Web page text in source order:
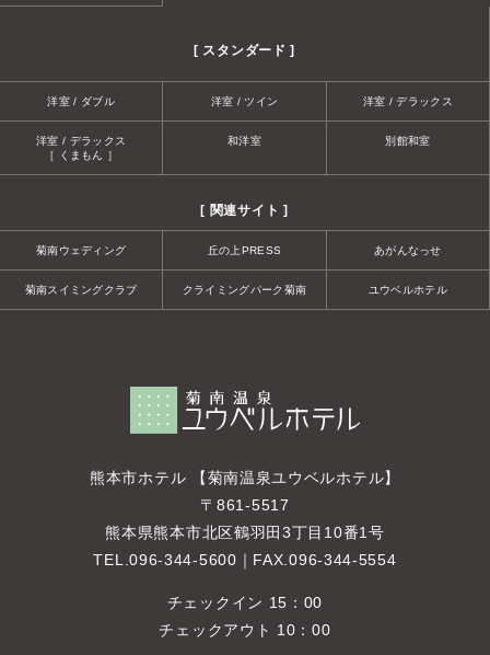
熊本市ホテル 【菊南温泉ユウベルホテル】
〒861-5517
熊本県熊本市北区鶴羽田3丁目10番1号
TEL.096-344-5600 ｜FAX.096-344-5554
チェックイン 15：00
チェックアウト 10：00
[ スタンダード ]
洋室 / ダブル 洋室 / ツイン 洋室 / デラックス
洋室 / デラックス
［ くまもん ］
和洋室 別館和室
[ 関連サイト ]
菊南ウェディング 丘の上PRESS あがんなっせ
菊南スイミングクラブ クライミングパーク菊南 ユウベルホテル